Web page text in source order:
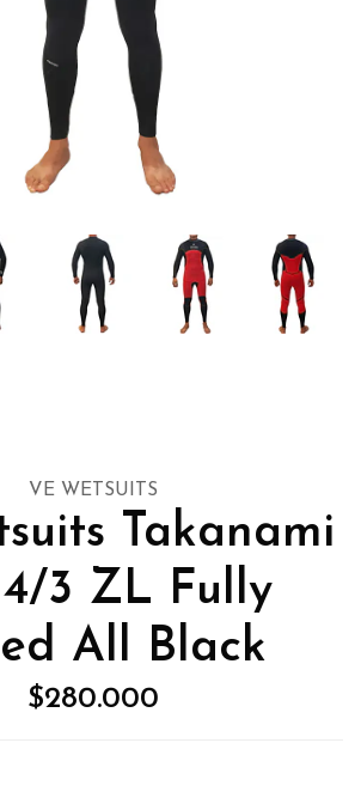
VE WETSUITS
Takanami
3 ZL Fully
All Black
$280.000